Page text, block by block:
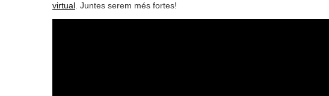
virtual. Juntes serem més fortes!